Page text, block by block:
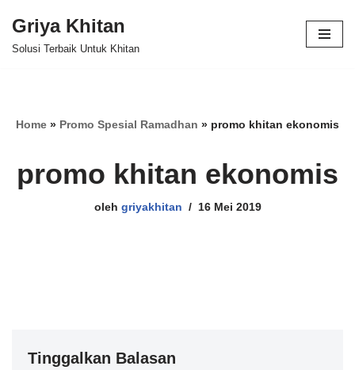
Lompat
Griya Khitan
Solusi Terbaik Untuk Khitan
Home » Promo Spesial Ramadhan » promo khitan ekonomis
promo khitan ekonomis
oleh griyakhitan 16 Mei 2019
Tinggalkan Balasan